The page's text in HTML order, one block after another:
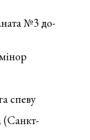
№3 до-
спеву
(Санкт-